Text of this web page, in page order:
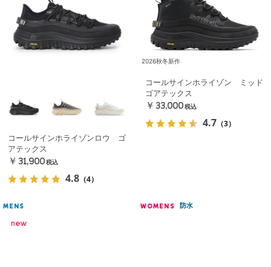
コールサインホライゾンロウ ゴ
アテックス
￥31,900 税込
4.8 （4）
2026秋冬新作
コールサインホライゾン ミッド
ゴアテックス
￥33,000 税込
4.7 （3）
MENS WOMENS 防水